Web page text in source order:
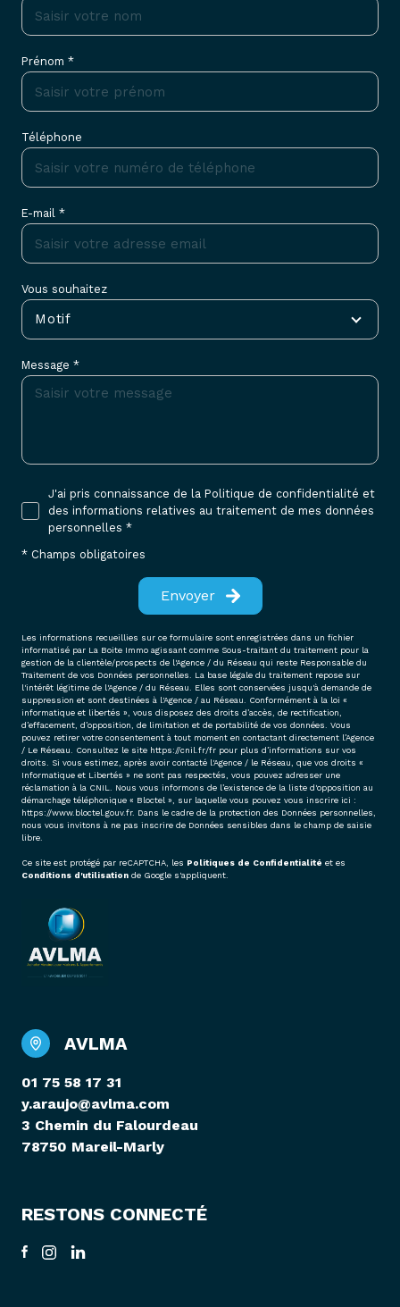
Prénom *
Téléphone
E-mail *
Vous souhaitez
Motif
Message *
J'ai pris connaissance de la Politique de confidentialité et
des informations relatives au traitement de mes données
personnelles *
* Champs obligatoires
Envoyer
Les informations recueillies sur ce formulaire sont enregistrées dans un fichier
informatisé par La Boite Immo agissant comme Sous-traitant du traitement pour la
gestion de la clientèle/prospects de l'Agence / du Réseau qui reste Responsable du
Traitement de vos Données personnelles. La base légale du traitement repose sur
l'intérêt légitime de l'Agence / du Réseau. Elles sont conservées jusqu'à demande de
suppression et sont destinées à l'Agence / au Réseau. Conformément à la loi «
informatique et libertés », vous disposez des droits d’accès, de rectification,
d’effacement, d’opposition, de limitation et de portabilité de vos données. Vous
pouvez retirer votre consentement à tout moment en contactant directement l’Agence
/ Le Réseau. Consultez le site https://cnil.fr/fr pour plus d’informations sur vos
droits. Si vous estimez, après avoir contacté l'Agence / le Réseau, que vos droits «
Informatique et Libertés » ne sont pas respectés, vous pouvez adresser une
réclamation à la CNIL. Nous vous informons de l’existence de la liste d'opposition au
démarchage téléphonique « Bloctel », sur laquelle vous pouvez vous inscrire ici :
https://www.bloctel.gouv.fr. Dans le cadre de la protection des Données personnelles,
nous vous invitons à ne pas inscrire de Données sensibles dans le champ de saisie
libre.
Ce site est protégé par reCAPTCHA, les Politiques de Confidentialité et es
Conditions d'utilisation de Google s'appliquent.
AVLMA
01 75 58 17 31
y.araujo@avlma.com
3 Chemin du Falourdeau
78750 Mareil-Marly
RESTONS CONNECTÉ